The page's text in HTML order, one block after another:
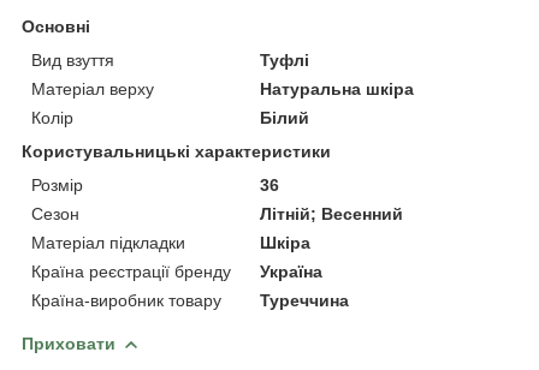
Основні
Вид взуття
Туфлі
Матеріал верху
Натуральна шкіра
Колір
Білий
Користувальницькі характеристики
Розмір
36
Сезон
Літній; Весенний
Матеріал підкладки
Шкіра
Країна реєстрації бренду
Україна
Країна-виробник товару
Туреччина
Приховати